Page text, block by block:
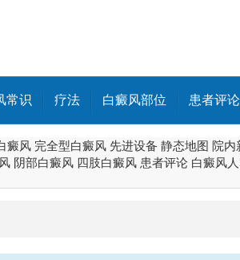
常识 疗法 白癜风部位 患者评论
癜风 完全型白癜风 先进设备 静态地图 院内
阴部白癜风 四肢白癜风 患者评论 白癜风